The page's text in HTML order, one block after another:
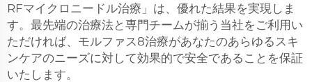
RFマイクロニードル治療」は、優れた結果を実現しま
す。最先端の治療法と専門チームが揃う当社をご利用い
ただければ、モルファス8治療があなたのあらゆるスキ
ンケアのニーズに対して効果的で安全であることを保証
いたします。